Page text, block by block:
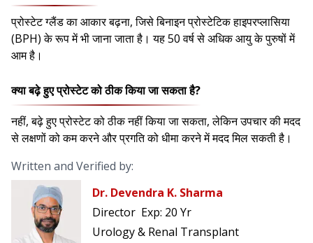
प्रोस्टेट ग्लैंड का आकार बढ़ना, जिसे बिनाइन प्रोस्टेटिक हाइपरप्लासिया
(BPH) के रूप में भी जाना जाता है। यह 50 वर्ष से अधिक आयु के पुरुषों में
आम है।
क्या बढ़े हुए प्रोस्टेट को ठीक किया जा सकता है?
नहीं, बढ़े हुए प्रोस्टेट को ठीक नहीं किया जा सकता, लेकिन उपचार की मदद
से लक्षणों को कम करने और प्रगति को धीमा करने में मदद मिल सकती है।
Written and Verified by:
Dr. Devendra K. Sharma
Director Exp: 20 Yr
Urology & Renal Transplant